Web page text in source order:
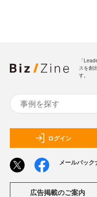
「
スを創
す。
ログイン
メールバック
広告掲載のご案内